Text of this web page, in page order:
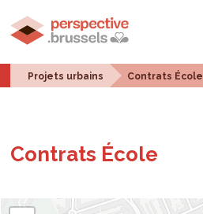
Projets urbains Contrats École
Contrats École